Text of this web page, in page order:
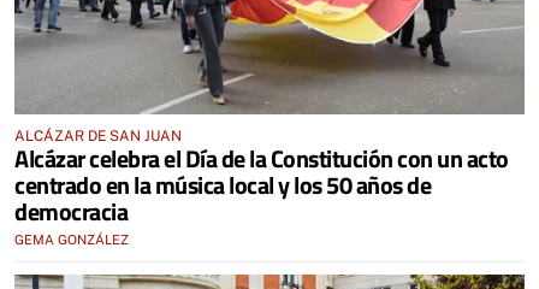
ALCÁZAR DE SAN JUAN
Alcázar celebra el Día de la Constitución con un acto
centrado en la música local y los 50 años de
democracia
GEMA GONZÁLEZ